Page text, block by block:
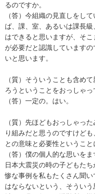
るのですか。
（答）今組織の見直しをし
ば、課、室、あるいは課長
はできると思いますが、そ
が必要だと認識しています
いと思います。
（質）そういうことも含め
ろうということをおっしゃっ
（答）一定の。はい。
（質）先ほどもおっしゃっ
り組みだと思うのですけど
との意味と必要性というこ
（答）僕の個人的な思いを
日本大震災の時の子どもた
惨な事例を私もたくさん聞
はならないという、そうい